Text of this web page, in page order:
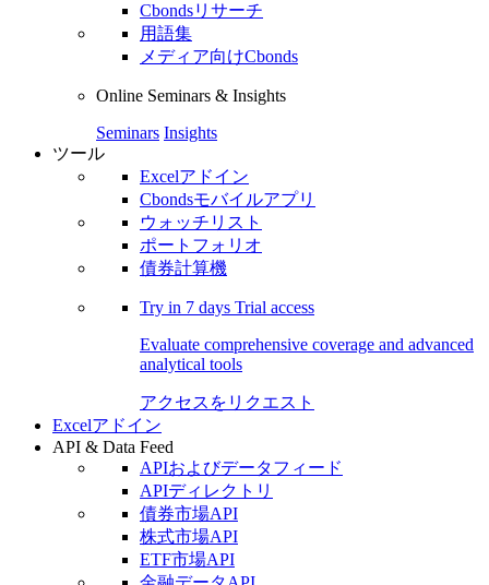
Cbondsリサーチ
用語集
メディア向けCbonds
Online Seminars & Insights
Seminars Insights
ツール
Excelアドイン
Cbondsモバイルアプリ
ウォッチリスト
ポートフォリオ
債券計算機
Try in 7 days Trial access
Evaluate comprehensive coverage and advanced
analytical tools
アクセスをリクエスト
Excelアドイン
API & Data Feed
APIおよびデータフィード
APIディレクトリ
債券市場API
株式市場API
ETF市場API